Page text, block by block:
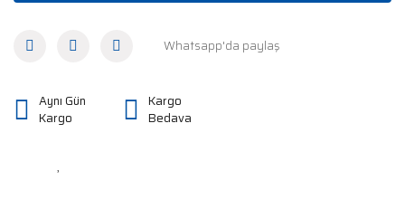
Whatsapp'da paylaş
Aynı Gün
Kargo
Kargo
Bedava